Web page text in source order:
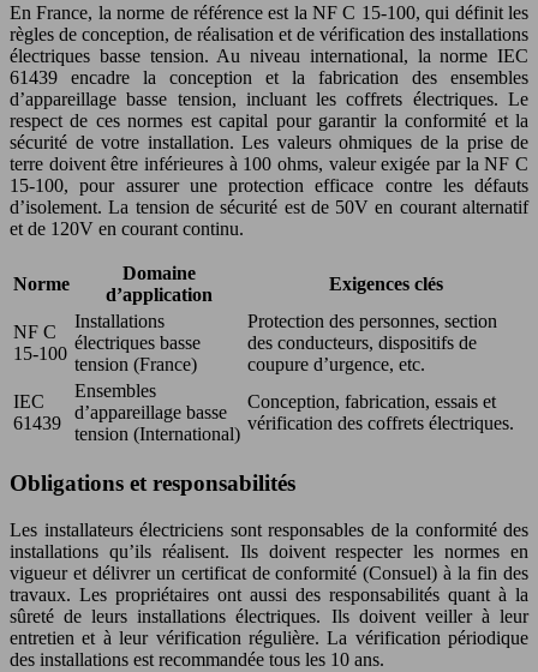
En France, la norme de référence est la NF C 15-100, qui définit les
règles de conception, de réalisation et de vérification des installations
électriques basse tension. Au niveau international, la norme IEC
61439 encadre la conception et la fabrication des ensembles
d’appareillage basse tension, incluant les coffrets électriques. Le
respect de ces normes est capital pour garantir la conformité et la
sécurité de votre installation. Les valeurs ohmiques de la prise de
terre doivent être inférieures à 100 ohms, valeur exigée par la NF C
15-100, pour assurer une protection efficace contre les défauts
d’isolement. La tension de sécurité est de 50V en courant alternatif
et de 120V en courant continu.
Norme
Domaine
d’application
Exigences clés
NF C
15-100
Installations
électriques basse
tension (France)
Protection des personnes, section
des conducteurs, dispositifs de
coupure d’urgence, etc.
IEC
61439
Ensembles
d’appareillage basse
tension (International)
Conception, fabrication, essais et
vérification des coffrets électriques.
Obligations et responsabilités
Les installateurs électriciens sont responsables de la conformité des
installations qu’ils réalisent. Ils doivent respecter les normes en
vigueur et délivrer un certificat de conformité (Consuel) à la fin des
travaux. Les propriétaires ont aussi des responsabilités quant à la
sûreté de leurs installations électriques. Ils doivent veiller à leur
entretien et à leur vérification régulière. La vérification périodique
des installations est recommandée tous les 10 ans.